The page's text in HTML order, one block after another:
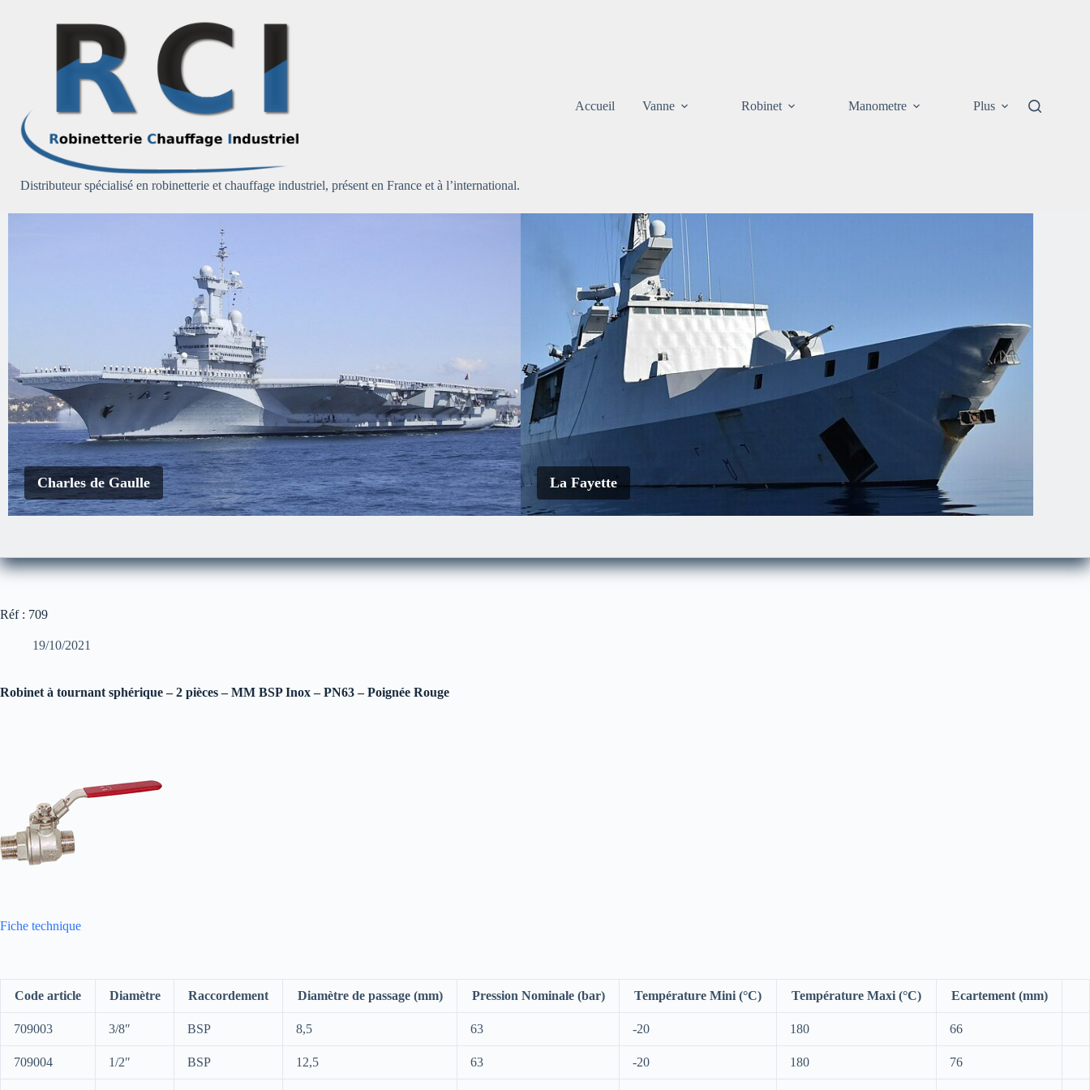
Distributeur spécialisé en robinetterie et chauffage industriel, présent en France et à l’international.
Accueil Vanne Robinet Manometre Plus
Charles de Gaulle La Fayette
Réf : 709
19/10/2021
Robinet à tournant sphérique – 2 pièces – MM BSP Inox – PN63 – Poignée Rouge
Fiche technique
Code article Diamètre Raccordement Diamètre de passage (mm) Pression Nominale (bar) Température Mini (°C) Température Maxi (°C) Ecartement (mm)
709003 3/8″ BSP 8,5 63 -20 180 66
709004 1/2″ BSP 12,5 63 -20 180 76